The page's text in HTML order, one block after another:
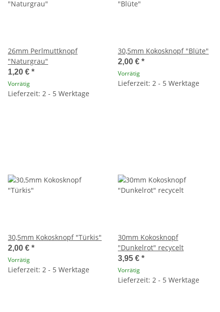
26mm Perlmuttknopf
"Naturgrau"
1,20 € *
Vorrätig
Lieferzeit: 2 - 5 Werktage
30,5mm Kokosknopf "Blüte"
2,00 € *
Vorrätig
Lieferzeit: 2 - 5 Werktage
30,5mm Kokosknopf "Türkis"
2,00 € *
Vorrätig
Lieferzeit: 2 - 5 Werktage
30mm Kokosknopf
"Dunkelrot" recycelt
3,95 € *
Vorrätig
Lieferzeit: 2 - 5 Werktage